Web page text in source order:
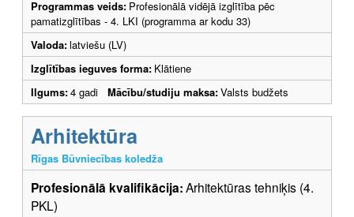
Programmas veids: Profesionālā vidējā izglītība pēc
pamatizglītības - 4. LKI (programma ar kodu 33)
Valoda:latviešu (LV)
Izglītības ieguves forma: Klātiene
Ilgums:4 gadi Mācību/studiju maksa:Valsts budžets
Arhitektūra
Rīgas Būvniecības koledža
Profesionālā kvalifikācija:Arhitektūras tehniķis (4.
PKL)